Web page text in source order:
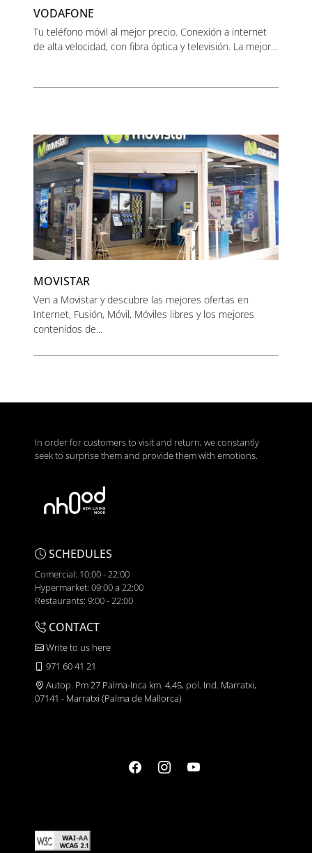
VODAFONE
Tu teléfono móvil al mejor precio. Conexión a internet
de alta velocidad, con fibra óptica y televisión. La mejor...
MOVISTAR
Ven a Movistar y descubre las mejores ofertas en
Internet, Fusión, Móvil, Móviles libres y los mejores
contenidos de...
In order for customers to visit and return, we constantly
seek to surprise them and provide them with emotions.
SCHEDULES
Comercial: 10:00 - 22:00
Hypermarket: 09:00 a 22:00
Restaurants: 9:00 - 22:00
CONTACT
Write to us here
971 60 41 21
Autop. Pm 27 Palma-Inca km. 4,45, pol. Ind. Marratxi,
07141 - Marratxi (Palma de Mallorca)